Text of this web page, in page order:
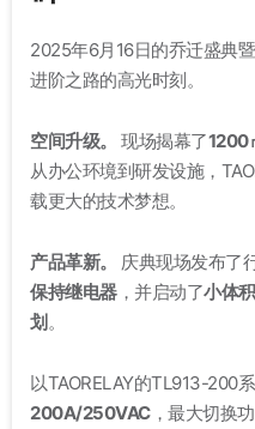
2025年6月16日的乔迁盛典
进阶之路的高光时刻。
空间升级。 现场揭幕了1200
从办公环境到研发设施，
载更大的技术梦想。
产品革新。 庆典现场发布了
保持继电器，并启动了小体
划。
以TAORELAY的TL913-200
200A/250VAC，最大切换